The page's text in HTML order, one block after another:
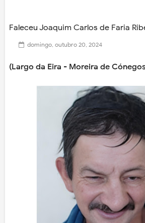
Faleceu Joaquim Carlos de Faria
domingo, outubro 20, 2024
(Largo da Eira - Moreira de